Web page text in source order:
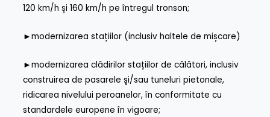
120 km/h și 160 km/h pe întregul tronson;
►modernizarea stațiilor (inclusiv haltele de mișcare)
►modernizarea clădirilor stațiilor de călători, inclusiv
construirea de pasarele şi/sau tuneluri pietonale,
ridicarea nivelului peroanelor, în conformitate cu
standardele europene în vigoare;